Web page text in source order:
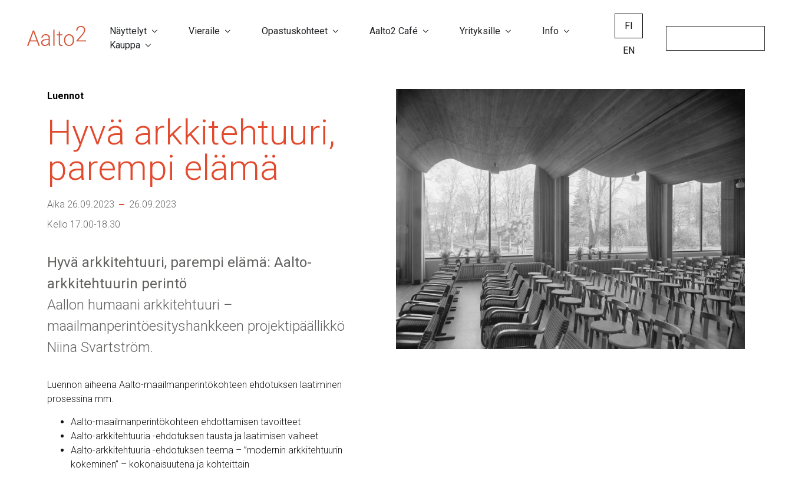
Näyttelyt Vieraile Opastuskohteet Aalto2 Café Yrityksille
Info
Kauppa
FI
EN
Luennot
Hyvä arkkitehtuuri,
parempi elämä
Aika 26.09.2023
26.09.2023
Kello 17.00-18.30
Hyvä arkkitehtuuri, parempi elämä: Aalto-
arkkitehtuurin perintö
Aallon humaani arkkitehtuuri –
maailmanperintöesityshankkeen projektipäällikkö
Niina Svartström.
Luennon aiheena Aalto-maailmanperintökohteen ehdotuksen laatiminen
prosessina mm.
Aalto-maailmanperintökohteen ehdottamisen tavoitteet
Aalto-arkkitehtuuria -ehdotuksen tausta ja laatimisen vaiheet
Aalto-arkkitehtuuria -ehdotuksen teema – ”modernin arkkitehtuurin
kokeminen” – kokonaisuutena ja kohteittain